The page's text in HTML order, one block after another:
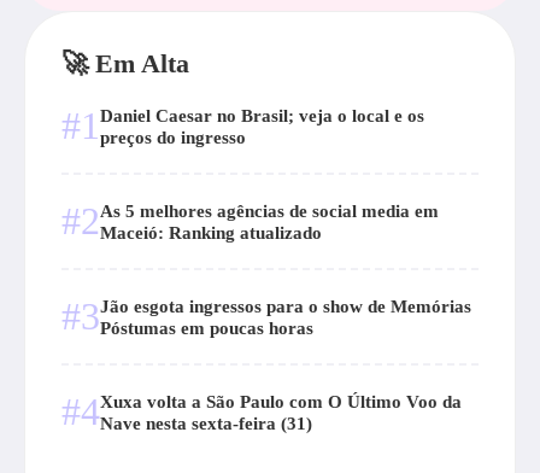
🚀 Em Alta
#1 Daniel Caesar no Brasil; veja o local e os
preços do ingresso
#2As 5 melhores agências de social media em
Maceió: Ranking atualizado
#3Jão esgota ingressos para o show de Memórias
Póstumas em poucas horas
#4Xuxa volta a São Paulo com O Último Voo da
Nave nesta sexta-feira (31)